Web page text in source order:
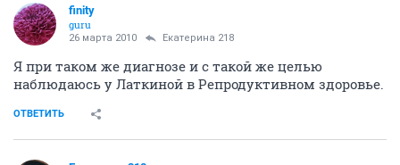
finity
guru
26 марта 2010 Екатерина 218
Я при таком же диагнозе и с такой же целью
наблюдаюсь у Латкиной в Репродуктивном здоровье.
ОТВЕТИТЬ